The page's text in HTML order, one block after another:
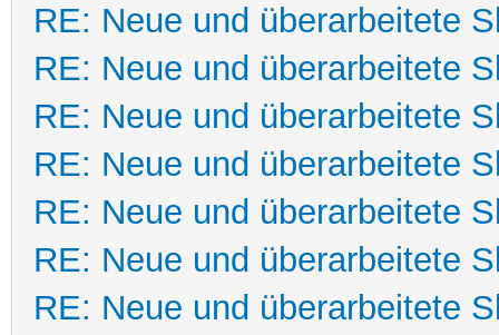
RE: Neue und überarbeitete
RE: Neue und überarbeitete
RE: Neue und überarbeitete
RE: Neue und überarbeitete
RE: Neue und überarbeitete
RE: Neue und überarbeitete
RE: Neue und überarbeitete